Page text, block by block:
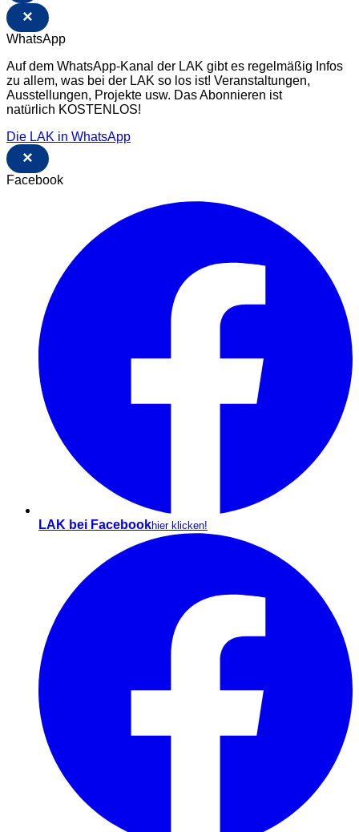
×
WhatsApp
Auf dem WhatsApp-Kanal der LAK gibt es regelmäßig Infos
zu allem, was bei der LAK so los ist! Veranstaltungen,
Ausstellungen, Projekte usw. Das Abonnieren ist
natürlich KOSTENLOS!
Die LAK in WhatsApp
×
Facebook
LAK bei Facebookhier klicken!